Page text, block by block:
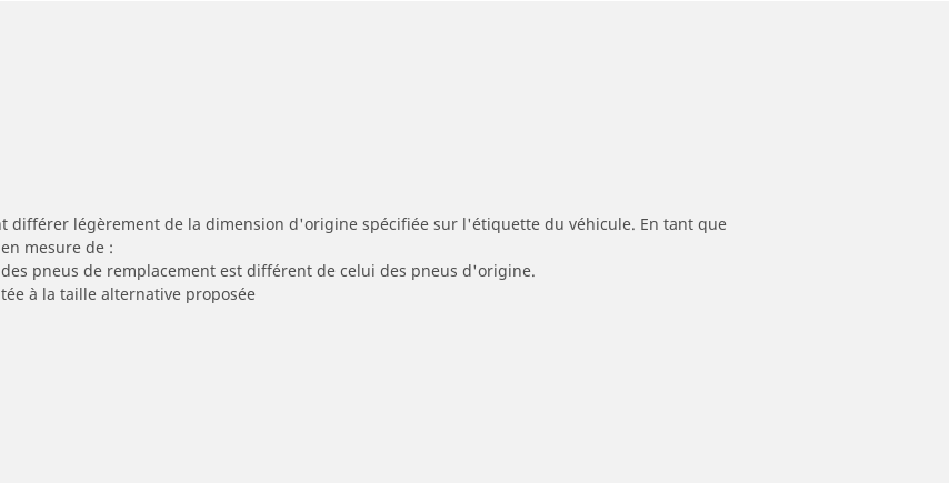
différer légèrement de la dimension d'origine spécifiée sur l'étiquette du véhicule. En tant que
mesure de :
pneus de remplacement est différent de celui des pneus d'origine.
à la taille alternative proposée